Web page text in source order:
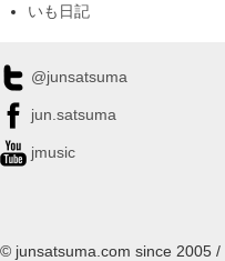
いも日記
@junsatsuma
jun.satsuma
jmusic
© junsatsuma.com since 2005 /